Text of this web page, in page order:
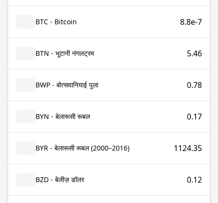
BTC - Bitcoin 8.8e-7
BTN - भूटानी नंगलट्रम 5.46
BWP - बोत्सवानियाई पुला 0.78
BYN - बेलारूसी रूबल 0.17
BYR - बेलारूसी रूबल (2000–2016) 1124.35
BZD - बेलीज़ डॉलर 0.12